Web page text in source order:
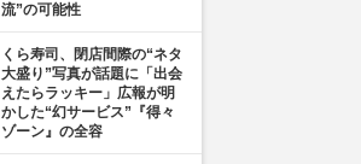
流”の可能性
くら寿司、閉店間際の“ネタ
大盛り”写真が話題に「出会
えたらラッキー」広報が明
かした“幻サービス”『得々
ゾーン』の全容